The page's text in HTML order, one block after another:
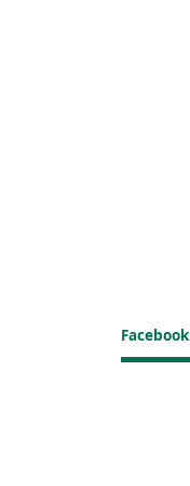
Facebook